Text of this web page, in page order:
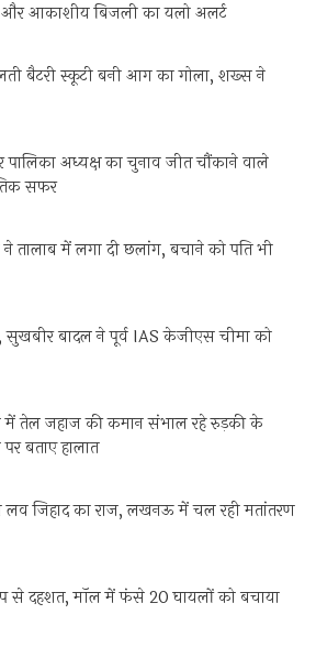
और आकाशीय बिजली का यलो अलर्ट
बैटरी स्कूटी बनी आग का गोला, शख्स ने
पालिका अध्यक्ष का चुनाव जीत चौंकाने वाले
सफर
तालाब में लगा दी छलांग, बचाने को पति भी
बादल ने पूर्व IAS केजीएस चीमा को
में तेल जहाज की कमान संभाल रहे रुड़की के
बताए हालात
लव जिहाद का राज, लखनऊ में चल रही मतांतरण
से दहशत, मॉल में फंसे 20 घायलों को बचाया